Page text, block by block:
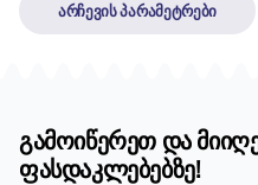
არჩევის პარამეტრები
გამოიწერეთ და
ფასდაკლებებზე!